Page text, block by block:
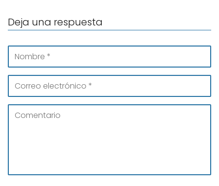
Deja una respuesta